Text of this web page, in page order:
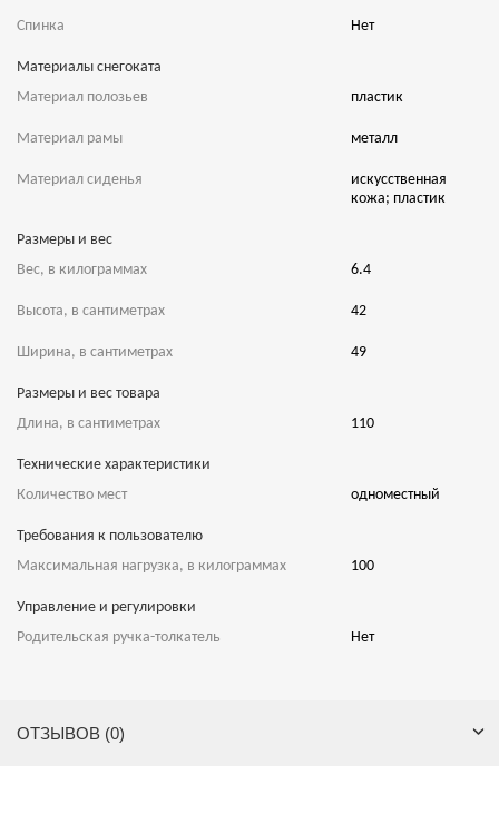
Спинка Нет
Материалы снегоката
Материал полозьев
пластик
Материал рамы металл
Материал сиденья
искусственная
кожа; пластик
Размеры и вес
Вес, в килограммах
6.4
Высота, в сантиметрах 42
Ширина, в сантиметрах 49
Размеры и вес товара
Длина, в сантиметрах
110
Технические характеристики
Количество мест
одноместный
Требования к пользователю
Максимальная нагрузка, в килограммах
100
Управление и регулировки
Родительская ручка-толкатель
Нет
ОТЗЫВОВ (0)